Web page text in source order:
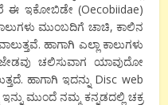
ಈ ಇಕೋಬಿಡೇ (Oecobiidae)
ಮುಂಬದಿಗೆ ಚಾಚಿ, ಕಾಲಿನ
ಹಾಗಾಗಿ ಎಲ್ಲಾ ಕಾಲುಗಳು
ಚಲಿಸುವಾಗ ಯಾವುದೋ
ಹಾಗಾಗಿ ಇದನ್ನು Disc web
ಮುಂದೆ ನಮ್ಮ ಕನ್ನಡದಲ್ಲಿ ಚಕ್ರ